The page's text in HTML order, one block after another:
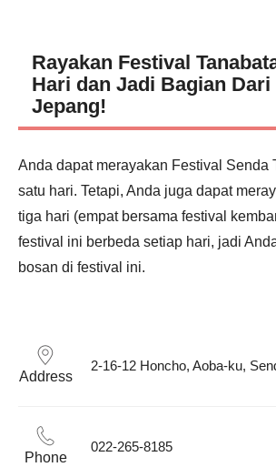
Rayakan Festival
Hari dan Jadi Bagian Dari
Jepang!
Anda dapat merayakan Festival Senda
satu hari. Tetapi, Anda juga dapat
tiga hari (empat bersama festival
festival ini berbeda setiap hari, jadi
bosan di festival ini.
Address
2-16-12 Honcho, Aoba-ku,
Phone
022-265-8185